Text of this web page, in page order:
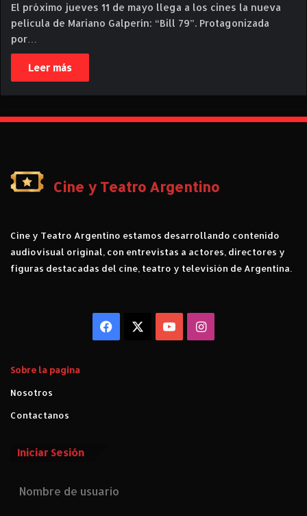
El próximo jueves 11 de mayo llega a los cines la nueva
película de Mariano Galperín: “Bill 79”. Protagonizada
por…
Leer más
Cine y Teatro Argentino
Cine y Teatro Argentino estamos desarrollando contenido
audiovisual original, con entrevistas a actores, directores y
figuras destacadas del cine, teatro y televisión de Argentina.
Facebook YouTubeInstagram
Sobre la pagina
Nosotros
Contactanos
Iniciar Sesión